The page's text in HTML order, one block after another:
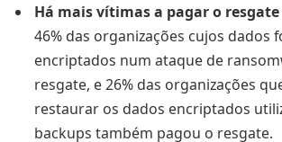
Há mais vítimas a pagar o resgate
46% das organizações cujos dados
encriptados num ataque de
resgate, e 26% das organizações
restaurar os dados encriptados
backups também pagou o resgate.